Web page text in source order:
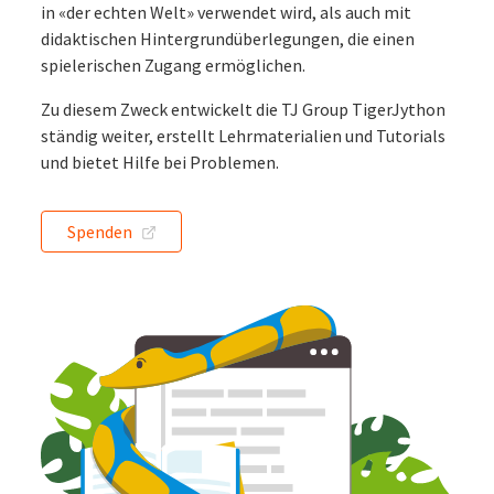
in «der echten Welt» verwendet wird, als auch mit
didaktischen Hintergrundüberlegungen, die einen
spielerischen Zugang ermöglichen.
Zu diesem Zweck entwickelt die TJ Group TigerJython
ständig weiter, erstellt Lehrmaterialien und Tutorials
und bietet Hilfe bei Problemen.
Spenden